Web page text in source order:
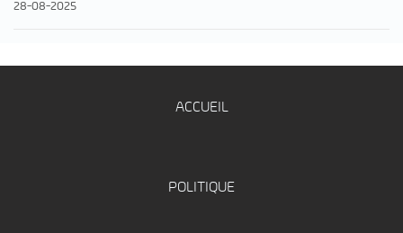
28-08-2025
ACCUEIL
POLITIQUE